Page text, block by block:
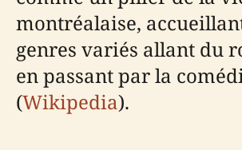
montréalaise,
genres variés allant du
en passant par la
(Wikipedia).